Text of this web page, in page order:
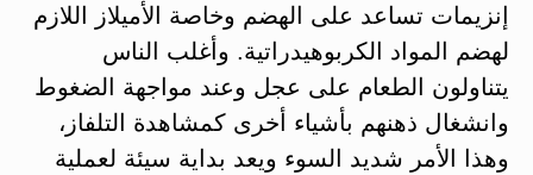
إنزيمات تساعد على الهضم وخاصة الأميلاز اللازم
لهضم المواد الكربوهيدراتية. وأغلب الناس
يتناولون الطعام على عجل وعند مواجهة الضغوط
وانشغال ذهنهم بأشياء أخرى كمشاهدة التلفاز،
وهذا الأمر شديد السوء ويعد بداية سيئة لعملية